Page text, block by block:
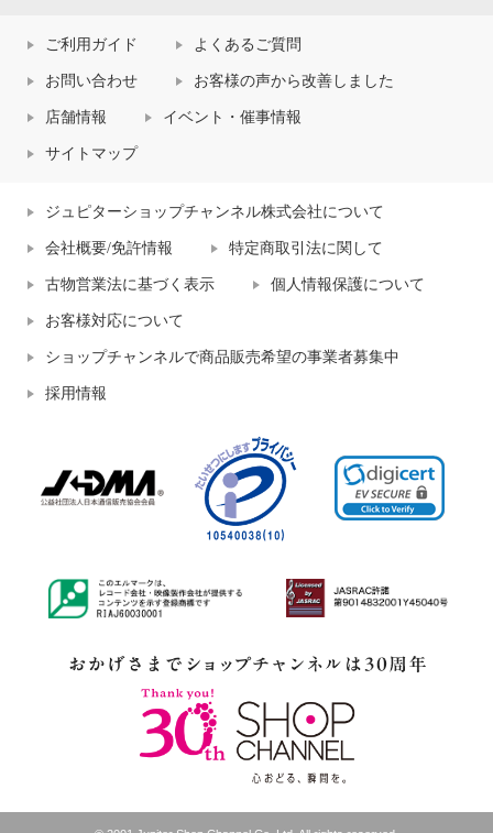
ご利用ガイド よくあるご質問
お問い合わせ お客様の声から改善しました
店舗情報 イベント・催事情報
サイトマップ
ジュピターショップチャンネル株式会社について
会社概要/免許情報 特定商取引法に関して
古物営業法に基づく表示 個人情報保護について
お客様対応について
ショップチャンネルで商品販売希望の事業者募集中
採用情報